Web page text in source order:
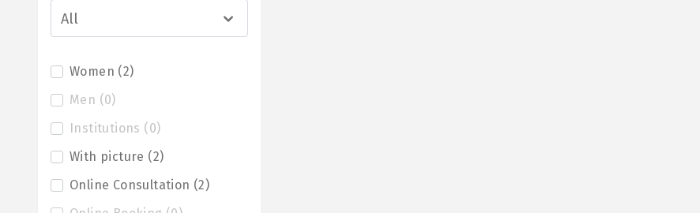
All
Women (2)
Men (0)
Institutions ( 0)
With picture (2)
Online Consultation (2)